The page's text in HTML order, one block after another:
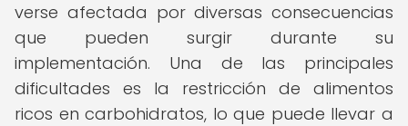
verse afectada por diversas consecuencias
que pueden surgir durante su
implementación. Una de las principales
dificultades es la restricción de alimentos
ricos en carbohidratos, lo que puede llevar a